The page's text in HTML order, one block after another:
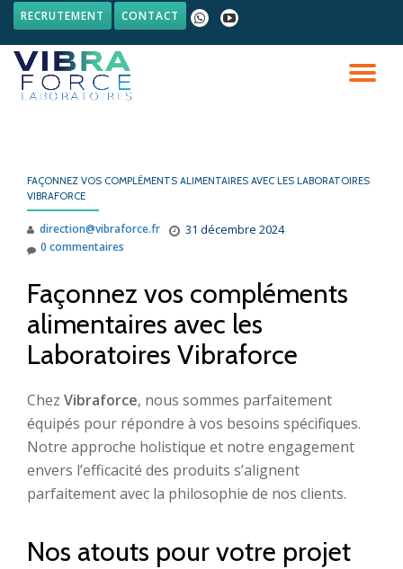
Aller
contenu
RECRUTEMENT CONTACT
fa-
fa-
FAÇONNEZ VOS COMPLÉMENTS ALIMENTAIRES AVEC LES LABORATOIRES
VIBRAFORCE
direction@vibraforce.fr 31 décembre 2024
0 commentaires
Façonnez vos compléments
alimentaires avec les
Laboratoires Vibraforce
Chez Vibraforce, nous sommes parfaitement
équipés pour répondre à vos besoins spécifiques.
Notre approche holistique et notre engagement
envers l’efficacité des produits s’alignent
parfaitement avec la philosophie de nos clients.
Nos atouts pour votre projet